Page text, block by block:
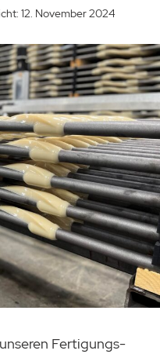
12. November 2024
Fertigungs-